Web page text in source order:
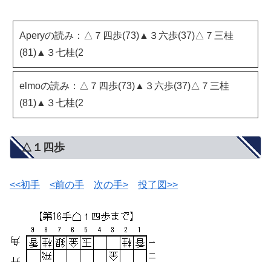
Aperyの読み：△７四歩(73)▲３六歩(37)△７三桂
(81)▲３七桂(2
elmoの読み：△７四歩(73)▲３六歩(37)△７三桂
(81)▲３七桂(2
△１四歩
<<初手 <前の手 次の手> 投了図>>